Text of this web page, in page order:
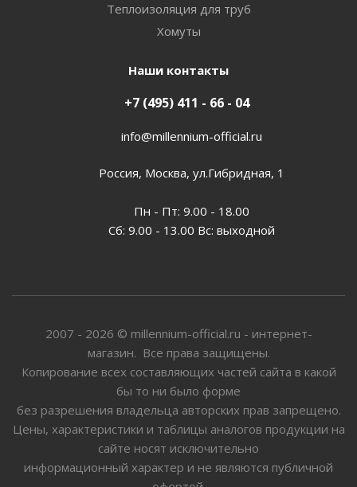
Теплоизоляция для труб
Хомуты
Наши контакты
+7 (495) 411 - 66 - 04
info@millennium-official.ru
Россия, Москва, ул.Гибридная, 1
Пн - Пт: 9.00 - 18.00
Сб: 9.00 - 13.00 Вс: выходной
2007 - 2026 © millennium-official.ru - интернет-
магазин. Все права защищены.
Копирование всех составляющих частей сайта в какой
бы то ни было форме
без разрешения владельца авторских прав запрещено.
Цены, характеристики и таблицы аналогов продукции на
сайте носят исключительно
информационный характер и не являются публичной